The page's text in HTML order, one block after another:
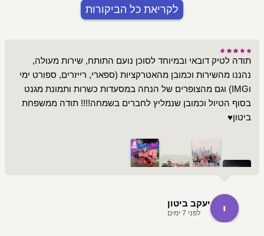
לקריאת כל הביקורות
תודה לטיק דובאי ובמיוחד לסוכן נועם התותח, שירות מעולה,
נהננו מהשירות וכמובן מהאטרקציות (ספארי, רייזרים, ספורט ימי
וIMG) וגם מהצופרים של הנחה במסעדות כשרות ותמונת מגנט
בסוף הטיול וכמובן שנמליץ לחברים בשמחה!!!! תודה ממשפחת
ביטון♥️
יעקב ביטון
לפני 7 ימים